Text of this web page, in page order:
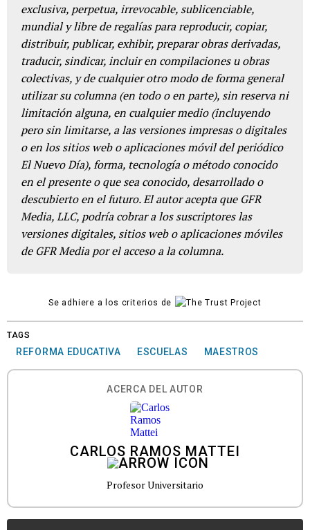
exclusiva, perpetua, irrevocable, sublicenciable,
mundial y libre de regalías para reproducir, copiar,
distribuir, publicar, exhibir, preparar obras derivadas,
traducir, sindicar, incluir en compilaciones u obras
colectivas, y de cualquier otro modo de forma general
utilizar su columna (en todo o en parte), sin reserva ni
limitación alguna, en cualquier medio (incluyendo
pero sin limitarse, a las versiones impresas o digitales
o en los sitios web o aplicaciones móvil del periódico
El Nuevo Día), forma, tecnología o método conocido
en el presente o que sea conocido, desarrollado o
descubierto en el futuro. El autor acepta que GFR
Media, LLC, podría cobrar a los suscriptores las
versiones digitales, sitios web o aplicaciones móviles
de GFR Media por el acceso a la columna.
Se adhiere a los criterios de
TAGS
REFORMA EDUCATIVA ESCUELAS MAESTROS
ACERCA DEL AUTOR
CARLOS RAMOS MATTEI
Profesor Universitario